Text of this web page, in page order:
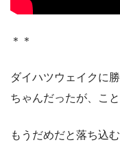
＊＊
ダイハツウェイクに
ちゃんだったが、こ
もうだめだと落ち込